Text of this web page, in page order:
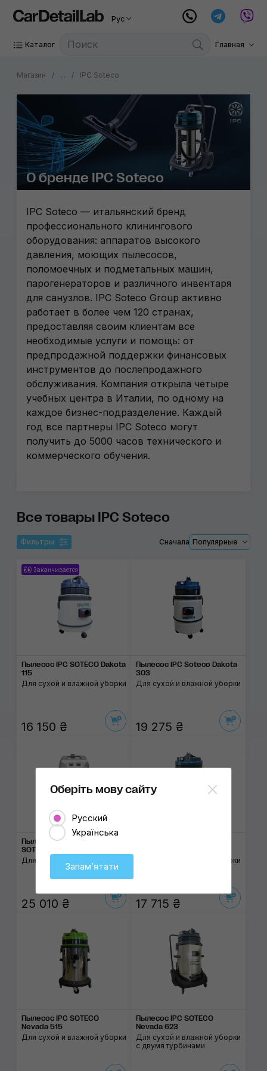
Рус
Каталог Главная
Магазин ... IPC Soteco
О бренде IPC Soteco
IPC Soteco — итальянский бренд
профессионального клинингового
оборудования: аппаратов высокого
давления, моющих пылесосов,
поломоечных и подметальных машин,
парогенераторов и различного инвентаря
для санузлов. IPC Soteco Group активно
работает в более чем 120 странах,
предоставляя своим клиентам все
необходимые услуги и помощь: от
предпродажной поддержки финансовых
инструментов до послепродажного
обслуживания. Компания открыла четыре
учебных центра в Италии, по одному на
каждое бизнес-подразделение. Каждый
год все партнеры IPC Soteco могут
получить до 5000 часов технического и
коммерческого обучения.
Все товары IPC Soteco
Фильтры Сначала Популярные
Заканчивается
Пылесос IPC SOTECO Dakota
115
Для сухой и влажной уборки
16 150 ₴
Пылесос IPC Soteco Dakota
303
Для сухой и влажной уборки
19 275 ₴
Пылесос-экстрактор IPC
SOTECO Lava
Для химчистки
25 010 ₴
Для сухой и влажной уборки
17 715 ₴
Пылесос IPC SOTECO
Nevada 515
Для сухой и влажной уборки
Пылесос IPC SOTECO
Nevada 623
Для сухой и влажной уборки
с двумя турбинами
Оберіть мову сайту
Русский
Українська
Запамʼятати